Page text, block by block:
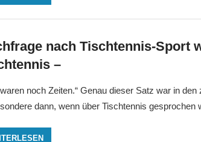
nach Tischtennis-Sport
–
noch Zeiten.“ Genau dieser Satz war in
dann, wenn über Tischtennis gesprochen